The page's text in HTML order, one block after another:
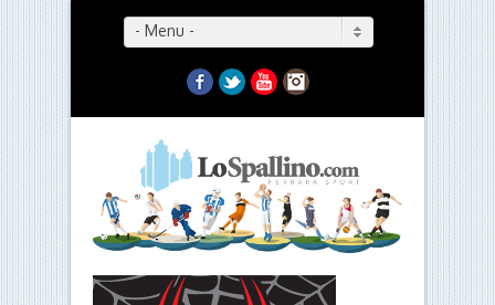
- Menu -
Facebook
TwitterYouTubeInstagram